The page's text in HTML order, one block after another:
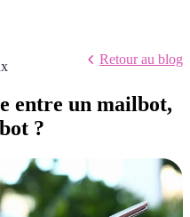
Retour au blog
entre un mailbot,
?